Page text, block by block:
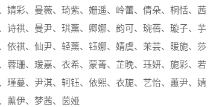
婧彩、曼薇、琦紫、姗遥、岭蕾、倩朵、桐恬、茜
诗祺、曼尹、琪薰、卿娜、韵可、琬蓓、璇子、芋
依祺、仙尹、轻薰、钰娜、婧虞、茉芸、暖旎、莎
蓉珊、瑗嘉、衣希、蒙菁、芷晚、珏妍、旎彩、若
瑾蔓、尹淇、轲钰、依熙、衣旎、艺怡、蕙尹、婧
薰伊、梦茜、茵娅